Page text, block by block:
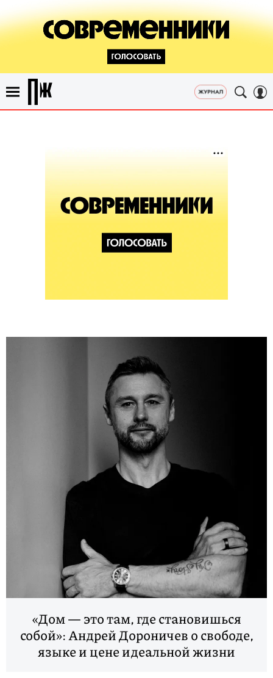
«Дом — это там, где становишься
собой»: Андрей Дороничев о свободе,
языке и цене идеальной жизни